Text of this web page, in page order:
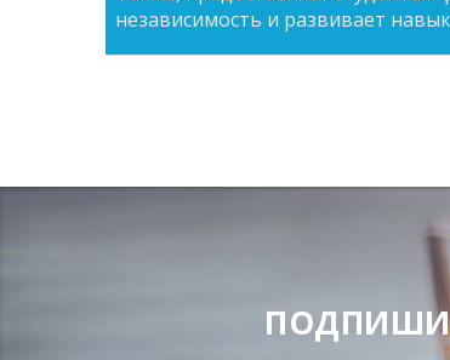
независимость и развивает